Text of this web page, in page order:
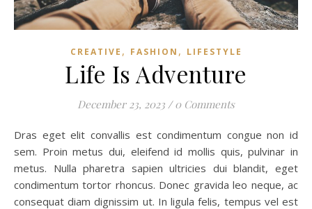
CREATIVE , FASHION , LIFESTYLE
Life Is Adventure
December 23, 2023 / 0 Comments
Dras eget elit convallis est condimentum congue non id
sem. Proin metus dui, eleifend id mollis quis, pulvinar in
metus. Nulla pharetra sapien ultricies dui blandit, eget
condimentum tortor rhoncus. Donec gravida leo neque, ac
consequat diam dignissim ut. In ligula felis, tempus vel est